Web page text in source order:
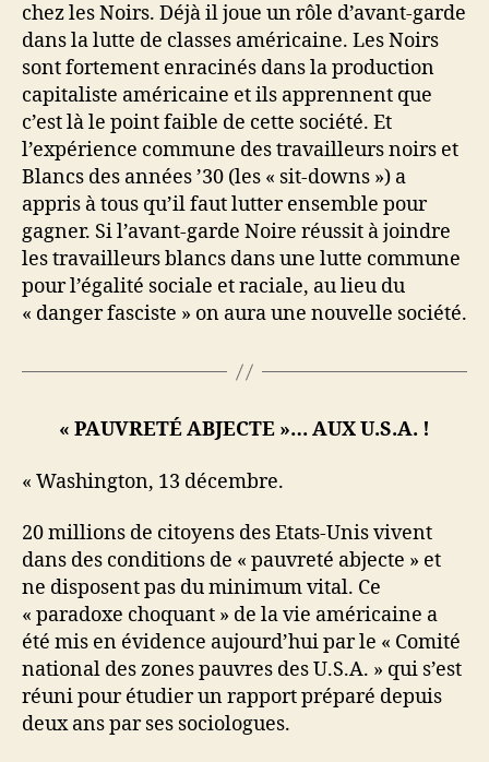
chez les Noirs. Déjà il joue un rôle d’avant-garde
dans la lutte de classes américaine. Les Noirs
sont fortement enracinés dans la production
capitaliste américaine et ils apprennent que
c’est là le point faible de cette société. Et
l’expérience commune des travailleurs noirs et
Blancs des années ’30 (les « sit-downs ») a
appris à tous qu’il faut lutter ensemble pour
gagner. Si l’avant-garde Noire réussit à joindre
les travailleurs blancs dans une lutte commune
pour l’égalité sociale et raciale, au lieu du
« danger fasciste » on aura une nouvelle société.
« PAUVRETÉ ABJECTE »… AUX U.S.A. !
« Washington, 13 décembre.
20 millions de citoyens des Etats-Unis vivent
dans des conditions de « pauvreté abjecte » et
ne disposent pas du minimum vital. Ce
« paradoxe choquant » de la vie américaine a
été mis en évidence aujourd’hui par le « Comité
national des zones pauvres des U.S.A. » qui s’est
réuni pour étudier un rapport préparé depuis
deux ans par ses sociologues.